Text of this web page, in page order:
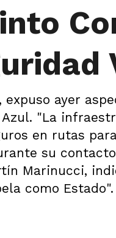
ayer
"La
en rutas
su contacto
Marinucci,
como Estado".